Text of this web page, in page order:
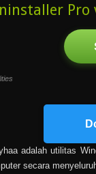
Pro
adalah utilitas
secara